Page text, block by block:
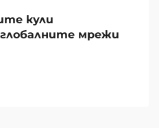
кули
мрежи